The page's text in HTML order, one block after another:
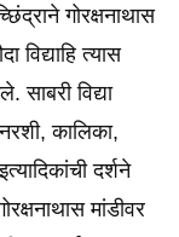
गोरक्षनाथास
त्यास
विद्या
कालिका,
दर्शने
मांडीवर